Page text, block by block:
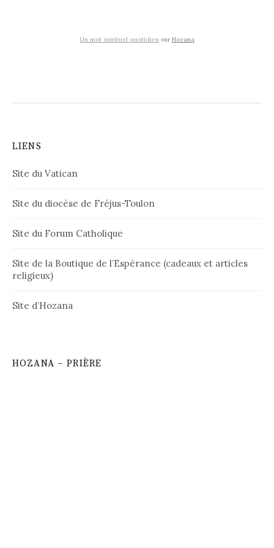
Un mot spirituel quotidien surHozana
LIENS
Site du Vatican
Site du diocèse de Fréjus-Toulon
Site du Forum Catholique
Site de la Boutique de l’Espérance (cadeaux et articles
religieux)
Site d’Hozana
HOZANA – PRIÈRE